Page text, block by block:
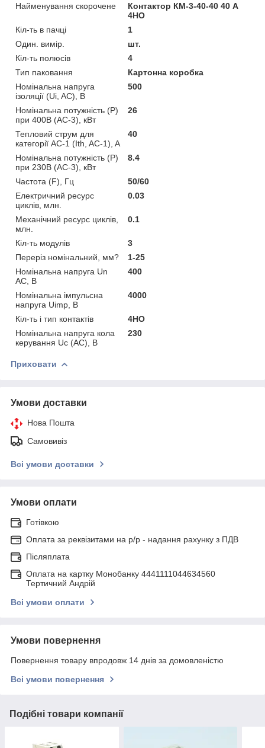
Найменування скорочене
Контактор КМ-3-40-40 40 А
4НО
Кіл-ть в пачці
1
Один. вимір.
шт.
Кіл-ть полюсів
4
Тип паковання
Картонна коробка
Номінальна напруга
ізоляції (Ui, AC), В
500
Номінальна потужність (Р)
при 400В (AC-3), кВт
26
Тепловий струм для
категорії AC-1 (Ith, AC-1), A
40
Номінальна потужність (Р)
при 230В (AC-3), кВт
8.4
Частота (F), Гц
50/60
Електричний ресурс
циклів, млн.
0.03
Механічний ресурс циклів,
млн.
0.1
Кіл-ть модулів
3
Переріз номінальний, мм?
1-25
Номінальна напруга Un
AC, В
400
Номінальна імпульсна
напруга Uimp, В
4000
Кіл-ть і тип контактів
4НО
Номінальна напруга кола
керування Uс (AC), В
230
Приховати
Умови доставки
Нова Пошта
Самовивіз
Всі умови доставки
Умови оплати
Готівкою
Оплата за реквізитами на р/р - надання рахунку з ПДВ
Післяплата
Оплата на картку Монобанку 4441111044634560
Тертичний Андрій
Всі умови оплати
Умови повернення
Повернення товару впродовж 14 днів за домовленістю
Всі умови повернення
Подібні товари компанії